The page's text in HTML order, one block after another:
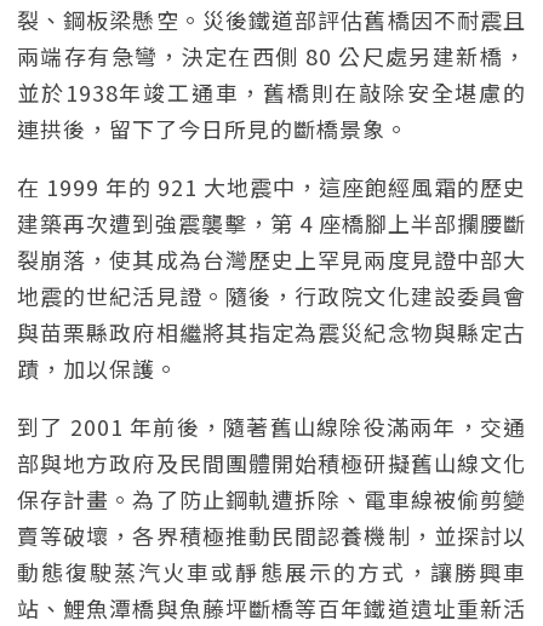
裂、鋼板梁懸空。災後鐵道部評估舊橋因不耐震且
兩端存有急彎，決定在西側 80 公尺處另建新橋，
並於1938年竣工通車，舊橋則在敲除安全堪慮的
連拱後，留下了今日所見的斷橋景象。
在 1999 年的 921 大地震中，這座飽經風霜的歷史
建築再次遭到強震襲擊，第 4 座橋腳上半部攔腰斷
裂崩落，使其成為台灣歷史上罕見兩度見證中部大
地震的世紀活見證。隨後，行政院文化建設委員會
與苗栗縣政府相繼將其指定為震災紀念物與縣定古
蹟，加以保護。
到了 2001 年前後，隨著舊山線除役滿兩年，交通
部與地方政府及民間團體開始積極研擬舊山線文化
保存計畫。為了防止鋼軌遭拆除、電車線被偷剪變
賣等破壞，各界積極推動民間認養機制，並探討以
動態復駛蒸汽火車或靜態展示的方式，讓勝興車
站、鯉魚潭橋與魚藤坪斷橋等百年鐵道遺址重新活